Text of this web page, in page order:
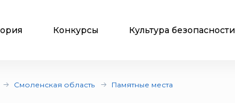
Конкурсы Культура безопасности
Смоленская область Памятные места